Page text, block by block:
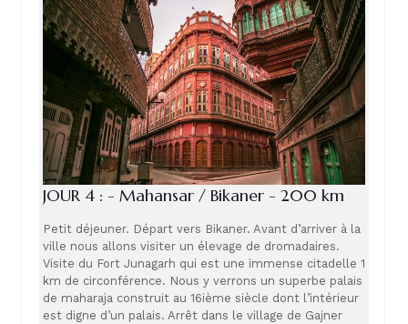
JOUR 4 : - Mahansar / Bikaner - 200 km
Petit déjeuner. Départ vers Bikaner. Avant d’arriver à la
ville nous allons visiter un élevage de dromadaires.
Visite du Fort Junagarh qui est une immense citadelle 1
km de circonférence. Nous y verrons un superbe palais
de maharaja construit au 16ième siècle dont l’intérieur
est digne d’un palais. Arrêt dans le village de Gajner